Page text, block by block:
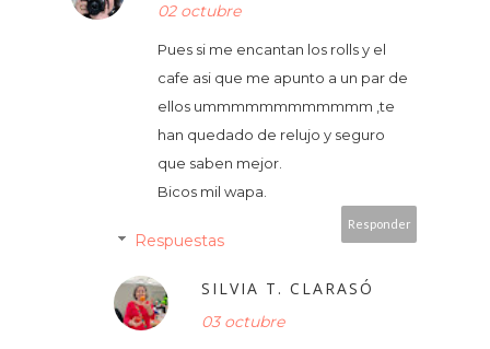
02 octubre
Pues si me encantan los rolls y el
cafe asi que me apunto a un par de
ellos ummmmmmmmmmmm ,te
han quedado de relujo y seguro
que saben mejor.
Bicos mil wapa.
Responder
Respuestas
SILVIA T. CLARASÓ
03 octubre